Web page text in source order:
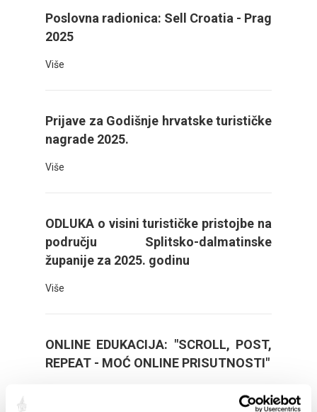
Poslovna radionica: Sell Croatia - Prag
2025
Više
Prijave za Godišnje hrvatske turističke
nagrade 2025.
Više
ODLUKA o visini turističke pristojbe na
području Splitsko-dalmatinske
županije za 2025. godinu
Više
ONLINE EDUKACIJA: "SCROLL, POST,
REPEAT - MOĆ ONLINE PRISUTNOSTI"